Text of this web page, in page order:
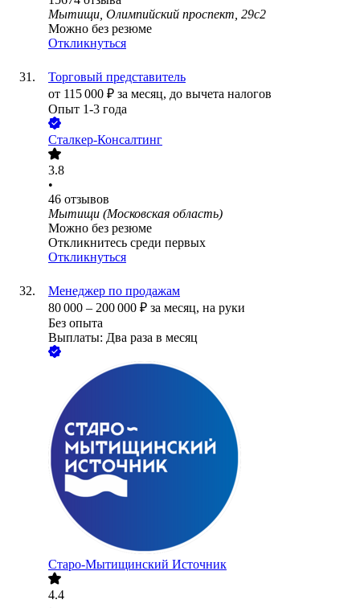
Мытищи, Олимпийский проспект, 29с2
Можно без резюме
Откликнуться
Торговый представитель
от 115 000 ₽ за месяц, до вычета налогов
Опыт 1-3 года
Сталкер-Консалтинг
3.8
•
46 отзывов
Мытищи (Московская область)
Можно без резюме
Откликнитесь среди первых
Откликнуться
Менеджер по продажам
80 000 – 200 000 ₽ за месяц, на руки
Без опыта
Выплаты: Два раза в месяц
Старо-Мытищинский Источник
4.4